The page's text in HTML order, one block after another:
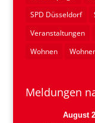
SPD Düsseldorf
Veranstaltungen
Wohnen
Meldungen
August